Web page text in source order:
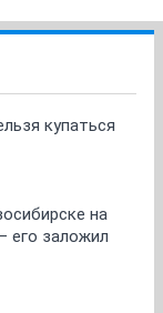
купаться
на
его заложил